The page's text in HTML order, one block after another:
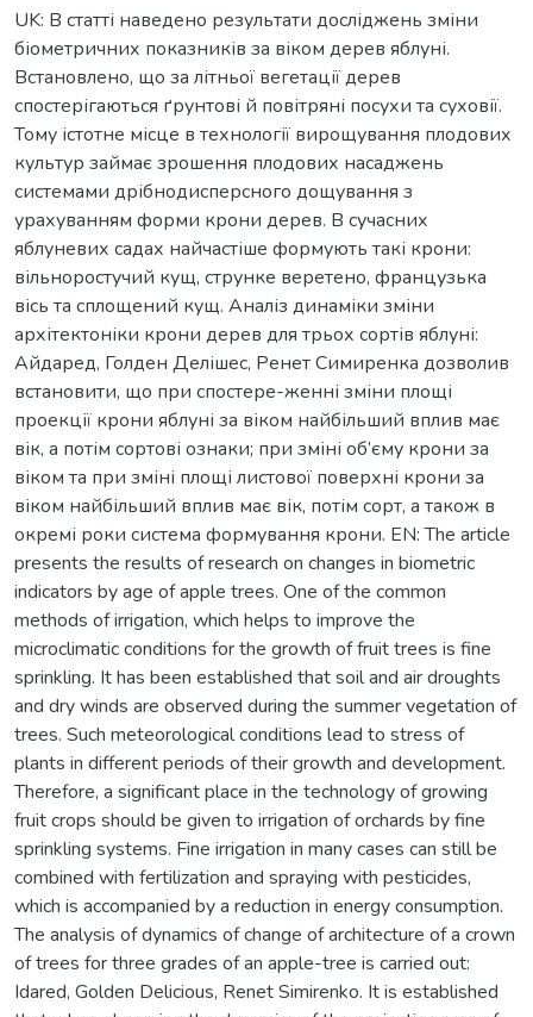
UK: В статті наведено результати досліджень зміни
біометричних показників за віком дерев яблуні.
Встановлено, що за літньої вегетації дерев
спостерігаються ґрунтові й повітряні посухи та суховії.
Тому істотне місце в технології вирощування плодових
культур займає зрошення плодових насаджень
системами дрібнодисперсного дощування з
урахуванням форми крони дерев. В сучасних
яблуневих садах найчастіше формують такі крони:
вільноростучий кущ, струнке веретено, французька
вісь та сплощений кущ. Аналіз динаміки зміни
архітектоніки крони дерев для трьох сортів яблуні:
Айдаред, Голден Делішес, Ренет Симиренка дозволив
встановити, що при спостере-женні зміни площі
проекції крони яблуні за віком найбільший вплив має
вік, а потім сортові ознаки; при зміні об’єму крони за
віком та при зміні площі листової поверхні крони за
віком найбільший вплив має вік, потім сорт, а також в
окремі роки система формування крони. EN: The article
presents the results of research on changes in biometric
indicators by age of apple trees. One of the common
methods of irrigation, which helps to improve the
microclimatic conditions for the growth of fruit trees is fine
sprinkling. It has been established that soil and air droughts
and dry winds are observed during the summer vegetation of
trees. Such meteorological conditions lead to stress of
plants in different periods of their growth and development.
Therefore, a significant place in the technology of growing
fruit crops should be given to irrigation of orchards by fine
sprinkling systems. Fine irrigation in many cases can still be
combined with fertilization and spraying with pesticides,
which is accompanied by a reduction in energy consumption.
The analysis of dynamics of change of architecture of a crown
of trees for three grades of an apple-tree is carried out:
Idared, Golden Delicious, Renet Simirenko. It is established